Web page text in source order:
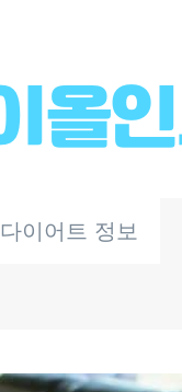
다이어트 정보